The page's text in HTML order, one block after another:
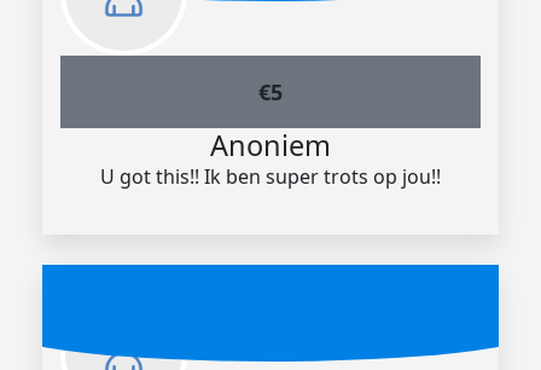
€5
Anoniem
U got this!! Ik ben super trots op jou!!